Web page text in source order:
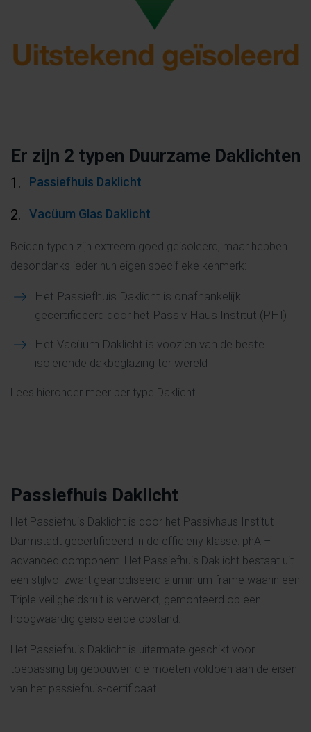
Er zijn 2 typen Duurzame Daklichten
Passiefhuis Daklicht
Vacüum Glas Daklicht
Beiden typen zijn extreem goed geisoleerd, maar hebben
desondanks ieder hun eigen specifieke kenmerk:
Het Passiefhuis Daklicht is onafhankelijk
gecertificeerd door het Passiv Haus Institut (PHI)
Het Vacüum Daklicht is voozien van de beste
isolerende dakbeglazing ter wereld
Lees hieronder meer per type Daklicht
Passiefhuis Daklicht
Het Passiefhuis Daklicht is door het Passivhaus Institut
Darmstadt gecertificeerd in de efficieny klasse: phA –
advanced component. Het Passiefhuis Daklicht bestaat uit
een stijlvol zwart geanodiseerd aluminium frame waarin een
Triple veiligheidsruit is verwerkt, gemonteerd op een
hoogwaardig geïsoleerde opstand.
Het Passiefhuis Daklicht is uitermate geschikt voor
toepassing bij gebouwen die moeten voldoen aan de eisen
van het passiefhuis-certificaat.